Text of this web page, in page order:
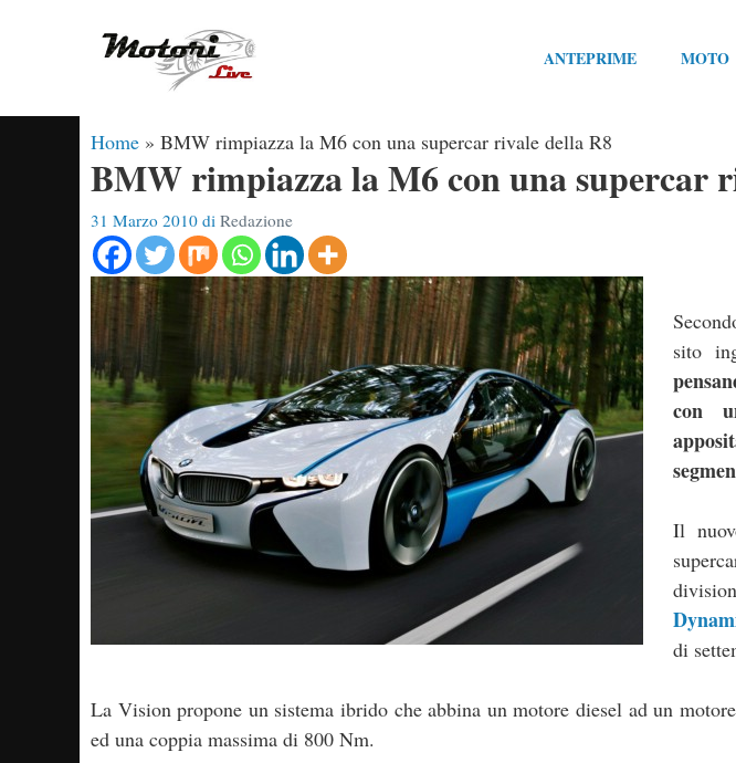
ANTEPRIME MOTO
Home » BMW rimpiazza la M6 con una supercar rivale della R8
BMW rimpiazza la M6 con una supercar
31 Marzo 2010 di Redazione
sito
con
Il
di
La Vision propone un sistema ibrido che abbina un motore diesel ad un
ed una coppia massima di 800 Nm.